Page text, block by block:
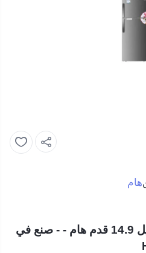
هام
ثلاجة مع فريزر علوي ستيل 14.9 قدم هام - - صنع في